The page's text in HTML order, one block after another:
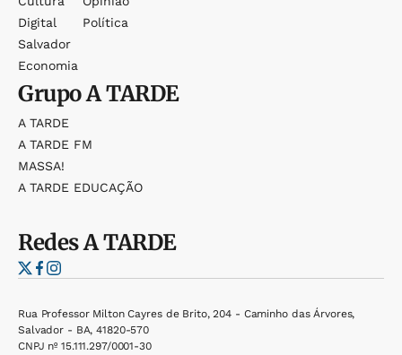
Digital
Salvador
Economia
Política
GrupoA TARDE
A TARDE
A TARDE FM
MASSA!
A TARDE EDUCAÇÃO
RedesA TARDE
Rua Professor Milton Cayres de Brito, 204 - Caminho das Árvores,
Salvador - BA, 41820-570
CNPJ nº 15.111.297/0001-30